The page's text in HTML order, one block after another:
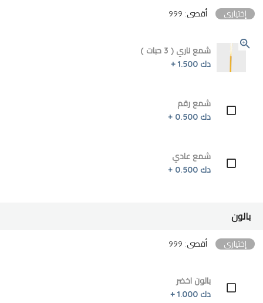
إختياري أقصى: 999
شمع ناري ( 3 حبات )
دك 1.500 +
شمع رقم
دك 0.500 +
شمع عادي
دك 0.500 +
بالون
إختياري أقصى: 999
بالون اخضر
دك 1.000 +